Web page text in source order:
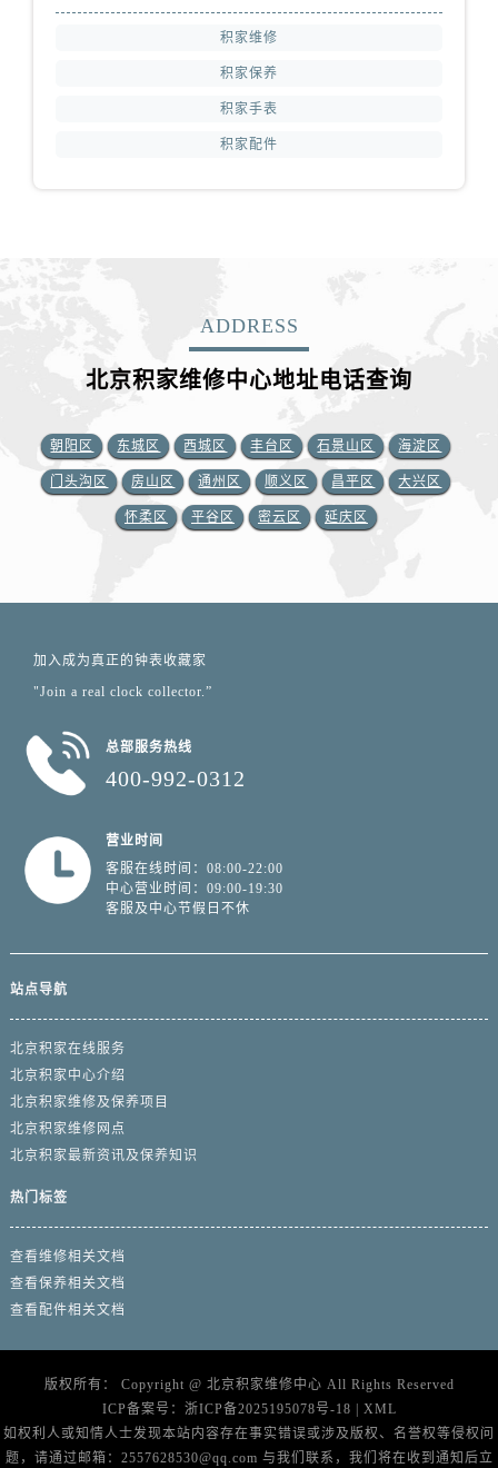
积家维修
积家保养
积家手表
积家配件
ADDRESS
北京积家维修中心地址电话查询
朝阳区 东城区 西城区 丰台区 石景山区 海淀区
门头沟区 房山区 通州区 顺义区 昌平区 大兴区
怀柔区 平谷区 密云区 延庆区
加入成为真正的钟表收藏家
"Join a real clock collector.”
总部服务热线
400-992-0312
营业时间
客服在线时间：08:00-22:00
中心营业时间：09:00-19:30
客服及中心节假日不休
站点导航
北京积家在线服务
北京积家中心介绍
北京积家维修及保养项目
北京积家维修网点
北京积家最新资讯及保养知识
热门标签
查看维修相关文档
查看保养相关文档
查看配件相关文档
版权所有： Copyright @ 北京积家维修中心 All Rights Reserved
ICP备案号： 浙ICP备2025195078号-18 | XML
如权利人或知情人士发现本站内容存在事实错误或涉及版权、名誉权等侵权问
题，请通过邮箱：2557628530@qq.com 与我们联系，我们将在收到通知后立